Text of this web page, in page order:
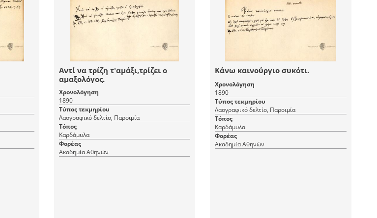
Αντί να τρίζη τ'αμάξι,τρίζει ο
αμαξολόγος.
Χρονολόγηση
1890
Τύπος τεκμηρίου
Λαογραφικό δελτίο, Παροιμία
Τόπος
Καρδάμυλα
Φορέας
Ακαδημία Αθηνών
Κάνω καινούργιο συκότι.
Χρονολόγηση
1890
Τύπος τεκμηρίου
Λαογραφικό δελτίο, Παροιμία
Τόπος
Καρδάμυλα
Φορέας
Ακαδημία Αθηνών